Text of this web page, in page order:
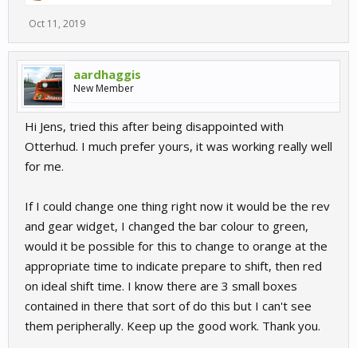
Oct 11, 2019
aardhaggis
New Member
Hi Jens, tried this after being disappointed with
Otterhud. I much prefer yours, it was working really well
for me.
If I could change one thing right now it would be the rev
and gear widget, I changed the bar colour to green,
would it be possible for this to change to orange at the
appropriate time to indicate prepare to shift, then red
on ideal shift time. I know there are 3 small boxes
contained in there that sort of do this but I can't see
them peripherally. Keep up the good work. Thank you.